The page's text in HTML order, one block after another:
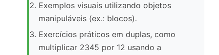
Exemplos visuais utilizando objetos
manipuláveis (ex.: blocos).
Exercícios práticos em duplas, como
multiplicar 2345 por 12 usando a